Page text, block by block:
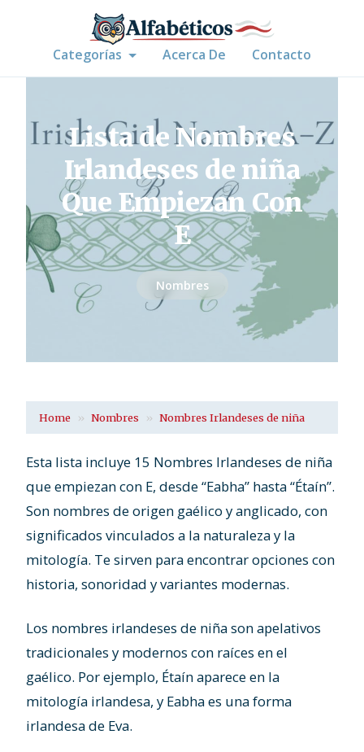
Categorías Acerca De Contacto
Lista de Nombres
Irlandeses de niña
Que Empiezan Con
E
Nombres
Home Nombres Nombres Irlandeses de niña
Esta lista incluye 15 Nombres Irlandeses de niña
que empiezan con E, desde “Eabha” hasta “Étaín”.
Son nombres de origen gaélico y anglicado, con
significados vinculados a la naturaleza y la
mitología. Te sirven para encontrar opciones con
historia, sonoridad y variantes modernas.
Los nombres irlandeses de niña son apelativos
tradicionales y modernos con raíces en el
gaélico. Por ejemplo, Étaín aparece en la
mitología irlandesa, y Eabha es una forma
irlandesa de Eva.